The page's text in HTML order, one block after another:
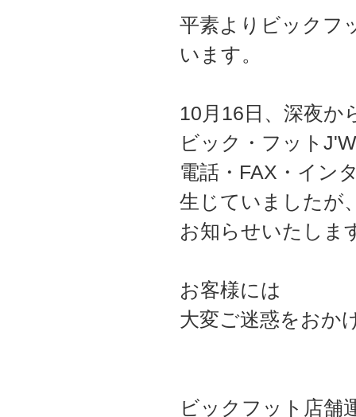
平素よりビックフ
います。
10月16日、深夜か
ビック・フット
電話・FAX・イン
生じていましたが
お知らせいたしま
お客様には
大変ご迷惑をおか
ビックフット店舗